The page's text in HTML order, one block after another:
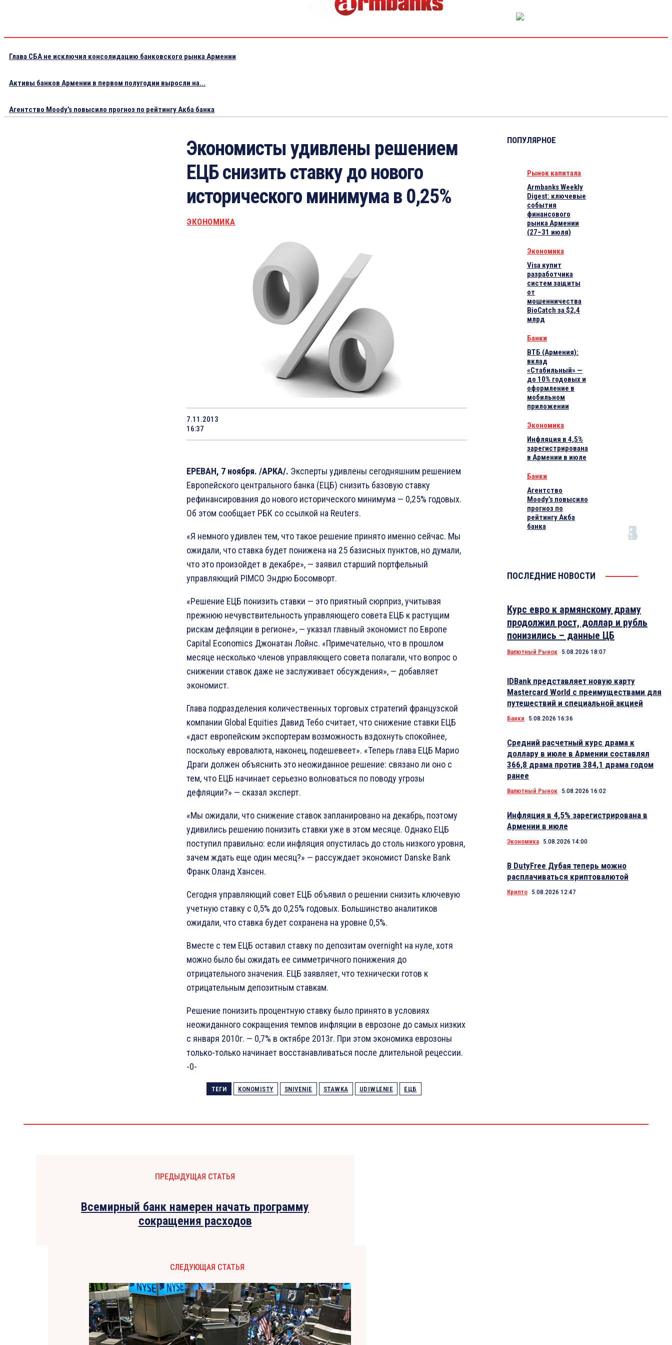
Глава СБА не исключил консолидацию банковского рынка Армении
Активы банков Армении в первом полугодии выросли на...
Агентство Moody’s повысило прогноз по рейтингу Акба банка
Экономисты удивлены решением
ЕЦБ снизить ставку до нового
исторического минимума в 0,25%
ЭКОНОМИКА
7.11.2013
16:37
ЕРЕВАН, 7 ноября. /АРКА/. Эксперты удивлены сегодняшним решением
Европейского центрального банка (ЕЦБ) снизить базовую ставку
рефинансирования до нового исторического минимума — 0,25% годовых.
Об этом сообщает РБК со ссылкой на Reuters.
«Я немного удивлен тем, что такое решение принято именно сейчас. Мы
ожидали, что ставка будет понижена на 25 базисных пунктов, но думали,
что это произойдет в декабре», — заявил старший портфельный
управляющий PIMCO Эндрю Босомворт.
«Решение ЕЦБ понизить ставки — это приятный сюрприз, учитывая
прежнюю нечувствительность управляющего совета ЕЦБ к растущим
рискам дефляции в регионе», — указал главный экономист по Европе
Capital Economics Джонатан Лойнс. «Примечательно, что в прошлом
месяце несколько членов управляющего совета полагали, что вопрос о
снижении ставок даже не заслуживает обсуждения», — добавляет
экономист.
Глава подразделения количественных торговых стратегий французской
компании Global Equities Давид Тебо считает, что снижение ставки ЕЦБ
«даст европейским экспортерам возможность вздохнуть спокойнее,
поскольку евровалюта, наконец, подешевеет». «Теперь глава ЕЦБ Марио
Драги должен объяснить это неожиданное решение: связано ли оно с
тем, что ЕЦБ начинает серьезно волноваться по поводу угрозы
дефляции?» — сказал эксперт.
«Мы ожидали, что снижение ставок запланировано на декабрь, поэтому
удивились решению понизить ставки уже в этом месяце. Однако ЕЦБ
поступил правильно: если инфляция опустилась до столь низкого уровня,
зачем ждать еще один месяц?» — рассуждает экономист Danske Bank
Франк Оланд Хансен.
Сегодня управляющий совет ЕЦБ объявил о решении снизить ключевую
учетную ставку с 0,5% до 0,25% годовых. Большинство аналитиков
ожидали, что ставка будет сохранена на уровне 0,5%.
Вместе с тем ЕЦБ оставил ставку по депозитам overnight на нуле, хотя
можно было бы ожидать ее симметричного понижения до
отрицательного значения. ЕЦБ заявляет, что технически готов к
отрицательным депозитным ставкам.
Решение понизить процентную ставку было принято в условиях
неожиданного сокращения темпов инфляции в еврозоне до самых низких
с января 2010г. — 0,7% в октябре 2013г. При этом экономика еврозоны
только-только начинает восстанавливаться после длительной рецессии.
-0-
ТЕГИ KONOMISTY SNIVENIE STAWKA UDIWLENIE ЕЦБ
ПОПУЛЯРНОЕ
Рынок капитала
Armbanks Weekly
Digest: ключевые
события
финансового
рынка Армении
(27–31 июля)
Экономика
Visa купит
разработчика
систем защиты
от
мошенничества
BioCatch за $2,4
млрд
Банки
ВТБ (Армения):
вклад
«Стабильный» —
до 10% годовых и
оформление в
мобильном
приложении
Экономика
Инфляция в 4,5%
зарегистрирована
в Армении в июле
Банки
Агентство
Moody’s повысило
прогноз по
рейтингу Акба
банка
ПОСЛЕДНИЕ НОВОСТИ
Курс евро к армянскому драму
продолжил рост, доллар и рубль
понизились – данные ЦБ
Валютный Рынок 5.08.2026 18:07
IDBank представляет новую карту
Mastercard World с преимуществами для
путешествий и специальной акцией
Банки 5.08.2026 16:36
Средний расчетный курс драма к
доллару в июле в Армении составлял
366,8 драма против 384,1 драма годом
ранее
Валютный Рынок 5.08.2026 16:02
Инфляция в 4,5% зарегистрирована в
Армении в июле
Экономика 5.08.2026 14:00
В DutyFree Дубая теперь можно
расплачиваться криптовалютой
Крипто 5.08.2026 12:47
ПРЕДЫДУЩАЯ СТАТЬЯ
Всемирный банк намерен начать программу
сокращения расходов
СЛЕДУЮЩАЯ СТАТЬЯ